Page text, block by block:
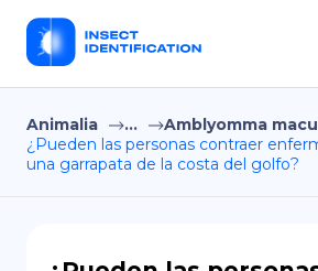
Home
Animalia ...
Amblyomma
¿Pueden las personas contraer
una garrapata de la costa del golfo?